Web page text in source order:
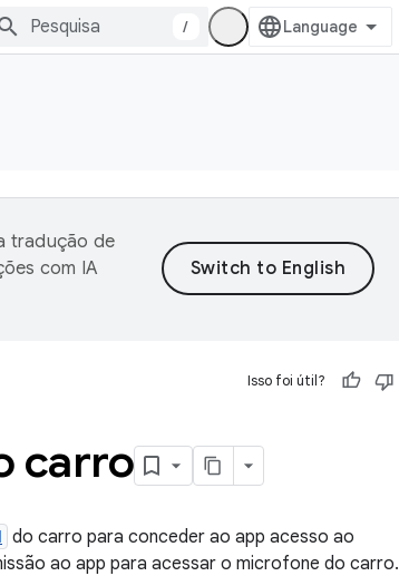
/
tradução de
com IA
Isso foi útil?
carro
do carro para conceder ao app acesso ao
ao app para acessar o microfone do carro.